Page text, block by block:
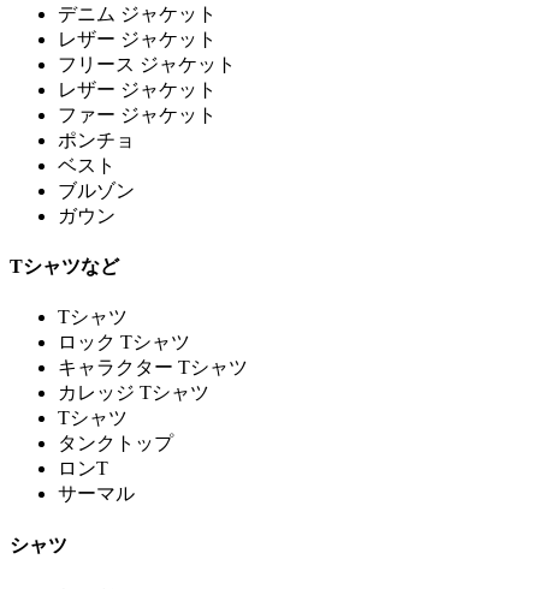
デニム ジャケット
レザー ジャケット
フリース ジャケット
レザー ジャケット
ファー ジャケット
ポンチョ
ベスト
ブルゾン
ガウン
Tシャツなど
Tシャツ
ロック Tシャツ
キャラクター Tシャツ
カレッジ Tシャツ
Tシャツ
タンクトップ
ロンT
サーマル
シャツ